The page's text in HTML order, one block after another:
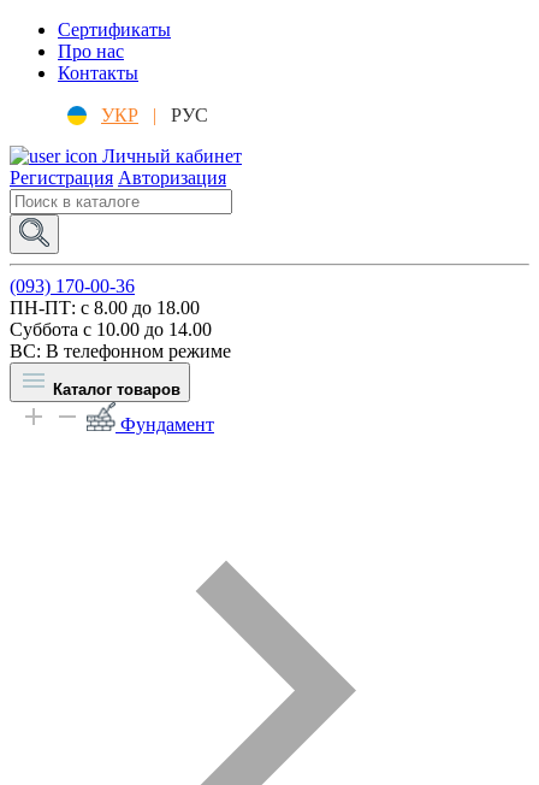
Сертификаты
Про нас
Контакты
УКР |
РУС
Личный кабинет
Регистрация Авторизация
(093) 170-00-36
ПН-ПТ: c 8.00 до 18.00
Суббота с 10.00 до 14.00
ВС: В телефонном режиме
Каталог товаров
Фундамент